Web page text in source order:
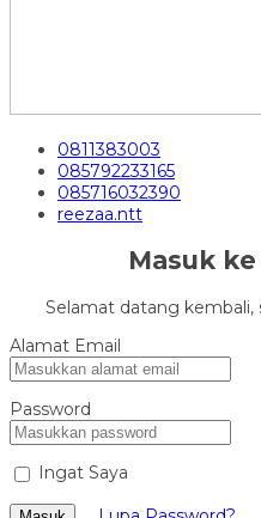
0811383003
085792233165
085716032390
reezaa.ntt
Masuk
Selamat datang kembali,
Alamat Email
Password
Ingat Saya